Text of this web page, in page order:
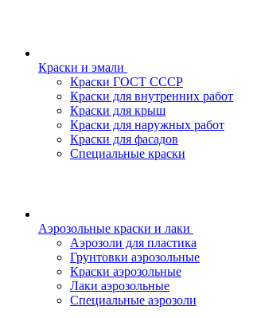
Краски и эмали
Краски ГОСТ СССР
Краски для внутренних работ
Краски для крыш
Краски для наружных работ
Краски для фасадов
Специальные краски
Аэрозольные краски и лаки
Аэрозоли для пластика
Грунтовки аэрозольные
Краски аэрозольные
Лаки аэрозольные
Специальные аэрозоли